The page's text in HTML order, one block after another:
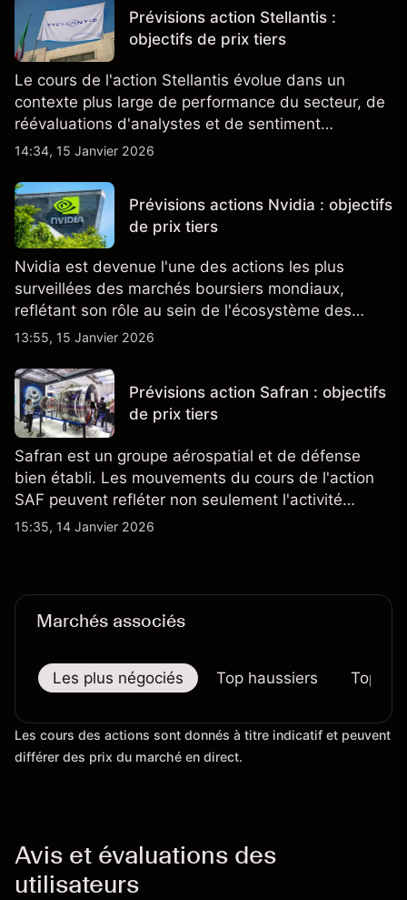
Prévisions action Stellantis :
objectifs de prix tiers
Le cours de l'action Stellantis évolue dans un
contexte plus large de performance du secteur, de
réévaluations d'analystes et de sentiment
changeant, qui ensemble aident à comprendre
14:34, 15 Janvier 2026
Prévisions actions Nvidia : objectifs
de prix tiers
Nvidia est devenue l'une des actions les plus
surveillées des marchés boursiers mondiaux,
reflétant son rôle au sein de l'écosystème des
semi-conducteurs et de l'IA.
13:55, 15 Janvier 2026
Prévisions action Safran : objectifs
de prix tiers
Safran est un groupe aérospatial et de défense
bien établi. Les mouvements du cours de l'action
SAF peuvent refléter non seulement l'activité
quotidienne du marché, mais aussi la position de
15:35, 14 Janvier 2026
Marchés associés
Les plus négociés Top haussiers Top
Les cours des actions sont donnés à titre indicatif et peuvent
différer des prix du marché en direct.
Avis et évaluations des
utilisateurs